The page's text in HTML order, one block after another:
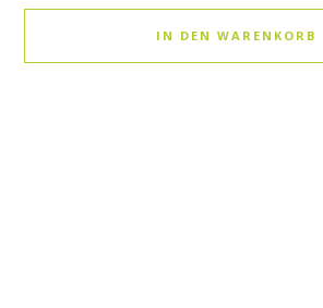
IN DEN WARENKORB